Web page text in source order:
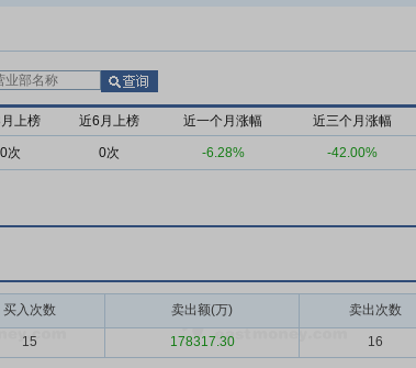
上榜 近6月上榜 近一个月涨幅 近三个月涨幅
0次 0次 -6.28% -42.00%
买入次数 卖出额(万) 卖出次数
15 178317.30 16